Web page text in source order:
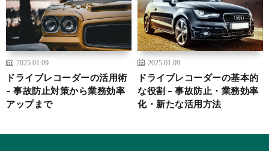
2025.01.09
ドライブレコーダーの活用術
– 事故防止対策から業務効率
アップまで
2025.01.09
ドライブレコーダーの基本的
な役割 – 事故防止・業務効率
化・新たな活用方法